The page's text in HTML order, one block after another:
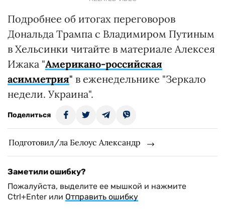
Подробнее об итогах переговоров
Дональда Трампа с Владимиром Путиным
в Хельсинки читайте в материале Алексея
Ижака "Американо-российская
асимметрия" в еженедельнике "Зеркало
недели. Украина".
Поделиться
Подготовил/ла Белоус Александр
Заметили ошибку?
Пожалуйста, выделите ее мышкой и нажмите
Ctrl+Enter или Отправить ошибку